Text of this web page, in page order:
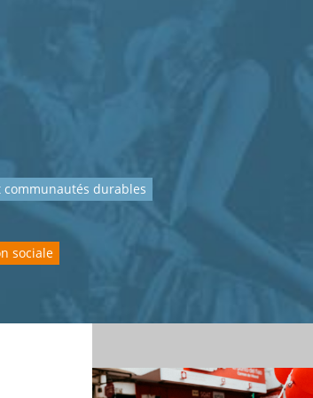
communautés durables
sociale